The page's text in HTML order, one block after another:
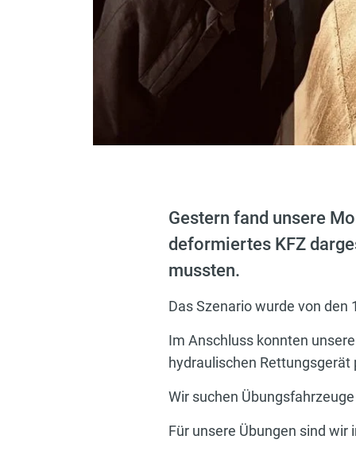
Gestern fand unsere
deformiertes KFZ
mussten.
Das Szenario wurde von
Im Anschluss konnten
hydraulischen
Wir suchen Übungsfahrzeuge
Für unsere Übungen sind